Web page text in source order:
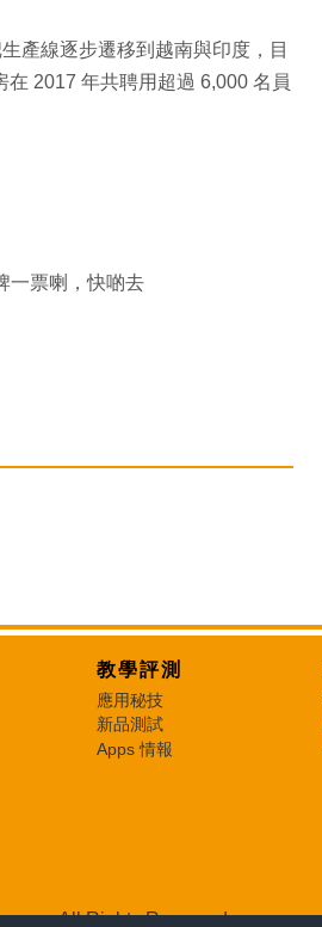
產線逐步遷移到越南與印度，目
2017 年共聘用超過 6,000 名員
一票喇，快啲去
教學評測
應用秘技
新品測試
Apps 情報
zone. All Rights Reserved.